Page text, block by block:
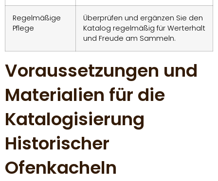
Regelmäßige
Pflege
Überprüfen und ergänzen Sie den
Katalog regelmäßig für Werterhalt
und Freude am Sammeln.
Voraussetzungen und
Materialien für die
Katalogisierung
Historischer
Ofenkacheln